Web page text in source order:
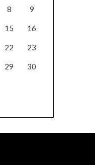
8 9
15 16
22 23
29 30